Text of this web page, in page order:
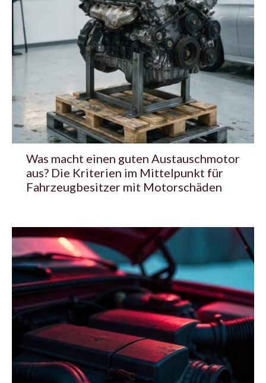
Was macht einen guten Austauschmotor
aus? Die Kriterien im Mittelpunkt für
Fahrzeugbesitzer mit Motorschäden